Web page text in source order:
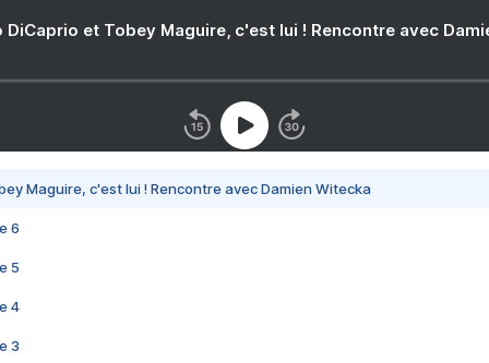
DiCaprio et Tobey Maguire, c'est lui ! Rencontre avec
Maguire, c'est lui ! Rencontre avec Damien Witecka
6
5
4
3